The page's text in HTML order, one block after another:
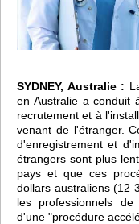
SYDNEY, Australie :
en Australie a conduit
recrutement et à
venant de l'étranger.
d'enregistrement et
étrangers sont plus
pays et que ces
dollars australiens (12
les professionnels
d'une "procédure